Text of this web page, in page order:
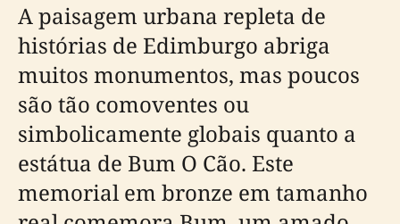
A paisagem urbana repleta de
histórias de Edimburgo abriga
muitos monumentos, mas poucos
são tão comoventes ou
simbolicamente globais quanto a
estátua de Bum O Cão. Este
memorial em bronze em tamanho